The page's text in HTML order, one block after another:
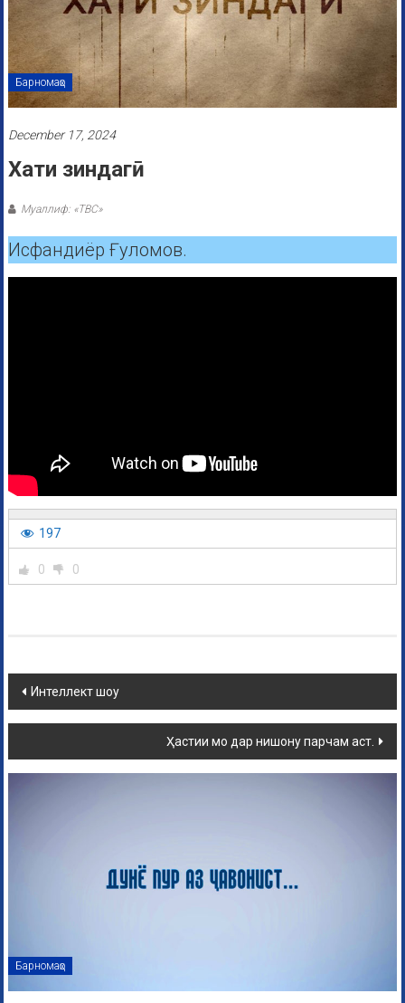
Барномаҳо
December 17, 2024
Хати зиндагӣ
Муаллиф: «ТВС»
Исфандиёр Ғуломов.
197
0 0
Интеллект шоу
Ҳастии мо дар нишону парчам аст.
Барномаҳо